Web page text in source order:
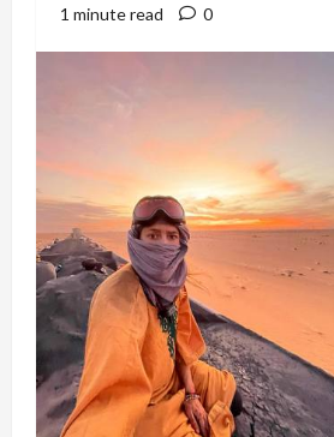
1 minute read
0